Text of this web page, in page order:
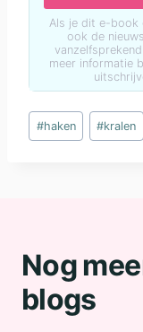
Als je dit e-book
ook de
meer informatie
Bericht
tags:
#haken #kralen
Nog
blogs